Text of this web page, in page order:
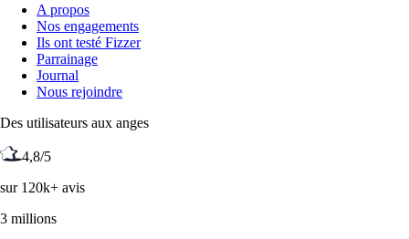
A propos
Nos engagements
Ils ont testé Fizzer
Parrainage
Journal
Nous rejoindre
Des utilisateurs aux anges
4,8/5
sur 120k+ avis
3 millions